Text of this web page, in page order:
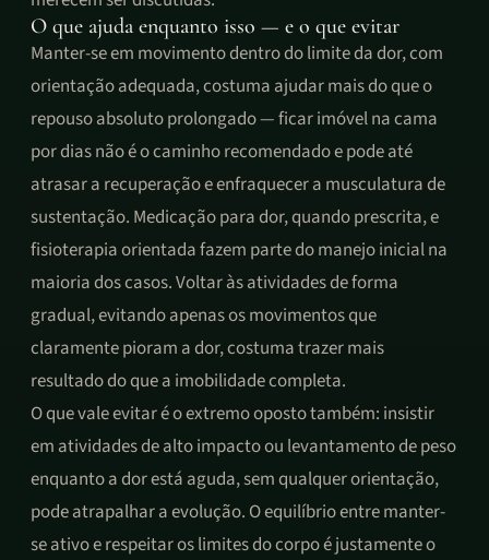
O que ajuda enquanto isso — e o que evitar
Manter-se em movimento dentro do limite da dor, com
orientação adequada, costuma ajudar mais do que o
repouso absoluto prolongado — ficar imóvel na cama
por dias não é o caminho recomendado e pode até
atrasar a recuperação e enfraquecer a musculatura de
sustentação. Medicação para dor, quando prescrita, e
fisioterapia orientada fazem parte do manejo inicial na
maioria dos casos. Voltar às atividades de forma
gradual, evitando apenas os movimentos que
claramente pioram a dor, costuma trazer mais
resultado do que a imobilidade completa.
O que vale evitar é o extremo oposto também: insistir
em atividades de alto impacto ou levantamento de peso
enquanto a dor está aguda, sem qualquer orientação,
pode atrapalhar a evolução. O equilíbrio entre manter-
se ativo e respeitar os limites do corpo é justamente o